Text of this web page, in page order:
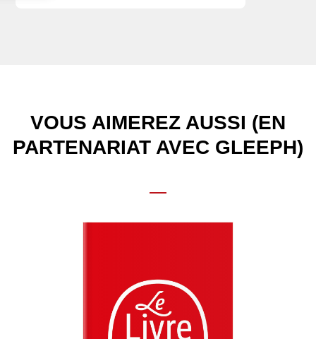
VOUS AIMEREZ AUSSI (EN
PARTENARIAT AVEC GLEEPH)